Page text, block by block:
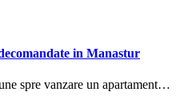
in Manastur
spre vanzare un apartament…